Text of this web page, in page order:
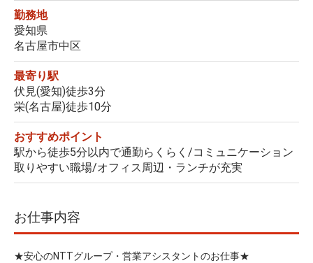
勤務地
愛知県
名古屋市中区
最寄り駅
伏見(愛知)徒歩3分
栄(名古屋)徒歩10分
おすすめポイント
駅から徒歩5分以内で通勤らくらく/コミュニケーション
取りやすい職場/オフィス周辺・ランチが充実
お仕事内容
★安心のNTTグループ・営業アシスタントのお仕事★